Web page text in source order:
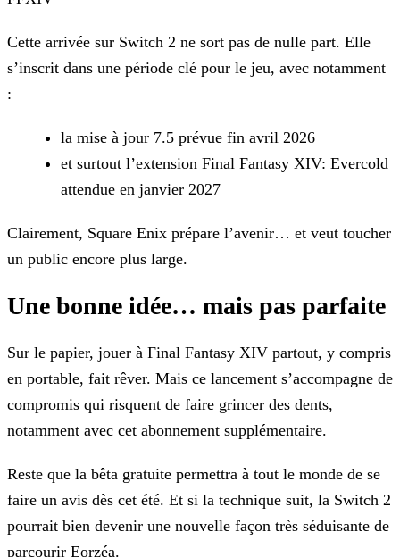
Cette arrivée sur Switch 2 ne sort pas de nulle part. Elle
s’inscrit dans une période clé pour le jeu, avec notamment
:
la mise à jour 7.5 prévue fin avril 2026
et surtout l’extension Final Fantasy XIV: Evercold
attendue en janvier 2027
Clairement, Square Enix prépare l’avenir… et veut toucher
un public encore plus large.
Une bonne idée… mais pas parfaite
Sur le papier, jouer à Final Fantasy XIV partout, y compris
en portable, fait rêver. Mais ce lancement s’accompagne de
compromis qui risquent de faire grincer des dents,
notamment avec cet abonnement supplémentaire.
Reste que la bêta gratuite permettra à tout le monde de se
faire un avis dès cet été. Et si la technique suit, la Switch 2
pourrait bien devenir une nouvelle façon très séduisante de
parcourir Eorzéa.